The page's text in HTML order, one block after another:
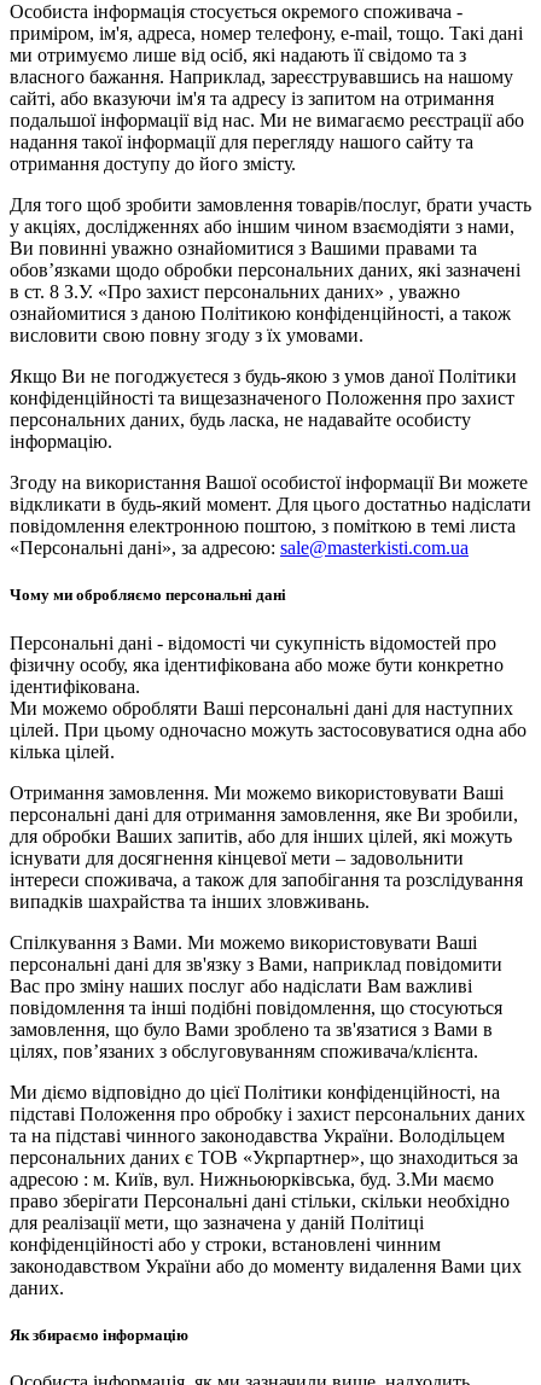
Особиста інформація стосується окремого споживача -
приміром, ім'я, адреса, номер телефону, e-mail, тощо. Такі дані
ми отримуємо лише від осіб, які надають її свідомо та з
власного бажання. Наприклад, зареєструвавшись на нашому
сайті, або вказуючи ім'я та адресу із запитом на отримання
подальшої інформації від нас. Ми не вимагаємо реєстрації або
надання такої інформації для перегляду нашого сайту та
отримання доступу до його змісту.
Для того щоб зробити замовлення товарів/послуг, брати участь
у акціях, дослідженнях або іншим чином взаємодіяти з нами,
Ви повинні уважно ознайомитися з Вашими правами та
обов’язками щодо обробки персональних даних, які зазначені
в ст. 8 З.У. «Про захист персональних даних» , уважно
ознайомитися з даною Політикою конфіденційності, а також
висловити свою повну згоду з їх умовами.
Якщо Ви не погоджуєтеся з будь-якою з умов даної Політики
конфіденційності та вищезазначеного Положення про захист
персональних даних, будь ласка, не надавайте особисту
інформацію.
Згоду на використання Вашої особистої інформації Ви можете
відкликати в будь-який момент. Для цього достатньо надіслати
повідомлення електронною поштою, з поміткою в темі листа
«Персональні дані», за адресою: sale@masterkisti.com.ua
Чому ми обробляємо персональні дані
Персональні дані - відомості чи сукупність відомостей про
фізичну особу, яка ідентифікована або може бути конкретно
ідентифікована.
Ми можемо обробляти Ваші персональні дані для наступних
цілей. При цьому одночасно можуть застосовуватися одна або
кілька цілей.
Отримання замовлення. Ми можемо використовувати Ваші
персональні дані для отримання замовлення, яке Ви зробили,
для обробки Ваших запитів, або для інших цілей, які можуть
існувати для досягнення кінцевої мети – задовольнити
інтереси споживача, а також для запобігання та розслідування
випадків шахрайства та інших зловживань.
Спілкування з Вами. Ми можемо використовувати Ваші
персональні дані для зв'язку з Вами, наприклад повідомити
Вас про зміну наших послуг або надіслати Вам важливі
повідомлення та інші подібні повідомлення, що стосуються
замовлення, що було Вами зроблено та зв'язатися з Вами в
цілях, пов’язаних з обслуговуванням споживача/клієнта.
Ми діємо відповідно до цієї Політики конфіденційності, на
підставі Положення про обробку і захист персональних даних
та на підставі чинного законодавства України. Володільцем
персональних даних є ТОВ «Укрпартнер», що знаходиться за
адресою : м. Київ, вул. Нижньоюркiвська, буд. 3.Ми маємо
право зберігати Персональні дані стільки, скільки необхідно
для реалізації мети, що зазначена у даній Політиці
конфіденційності або у строки, встановлені чинним
законодавством України або до моменту видалення Вами цих
даних.
Як збираємо інформацію